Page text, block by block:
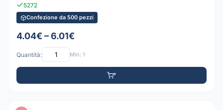
5272
Confezione da 500 pezzi
4.04€ – 6.01€
Quantità: Min: 1